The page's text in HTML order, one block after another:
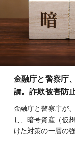
金融庁と警察庁
請。詐欺被害防
金融庁と警察庁が
し、暗号資産（仮
けた対策の一層の